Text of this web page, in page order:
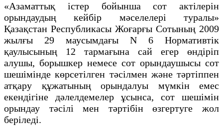
«Азаматтық істер бойынша сот актілерін
орындаудың кейбір мәселелері туралы»
Қазақстан Республикасы Жоғарғы Сотының 2009
жылғы 29 маусымдағы N 6 Нормативтік
қаулысының 12 тармағына сай егер өндіріп
алушы, борышкер немесе сот орындаушысы сот
шешімінде көрсетілген тәсілмен және тәртіппен
атқару құжатының орындалуы мүмкін емес
екендігіне дәлелдемелер ұсынса, сот шешімін
орындау тәсілі мен тәртібін өзгертуге жол
беріледі.